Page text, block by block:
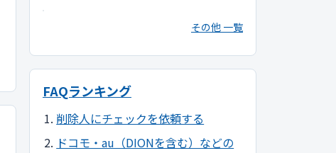
その他 一覧
FAQランキング
削除人にチェックを依頼する
ドコモ・au（DIONを含む）などの